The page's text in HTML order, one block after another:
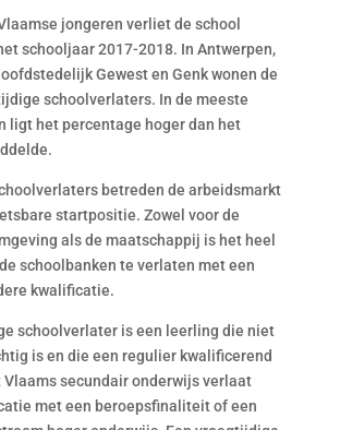
jongeren verliet de school
schooljaar 2017-2018. In Antwerpen,
Gewest en Genk wonen de
schoolverlaters. In de meeste
ligt het percentage hoger dan het
betreden de arbeidsmarkt
startpositie. Zowel voor de
als de maatschappij is het heel
schoolbanken te verlaten met een
kwalificatie.
schoolverlater is een leerling die niet
is en die een regulier kwalificerend
secundair onderwijs verlaat
met een beroepsfinaliteit of een